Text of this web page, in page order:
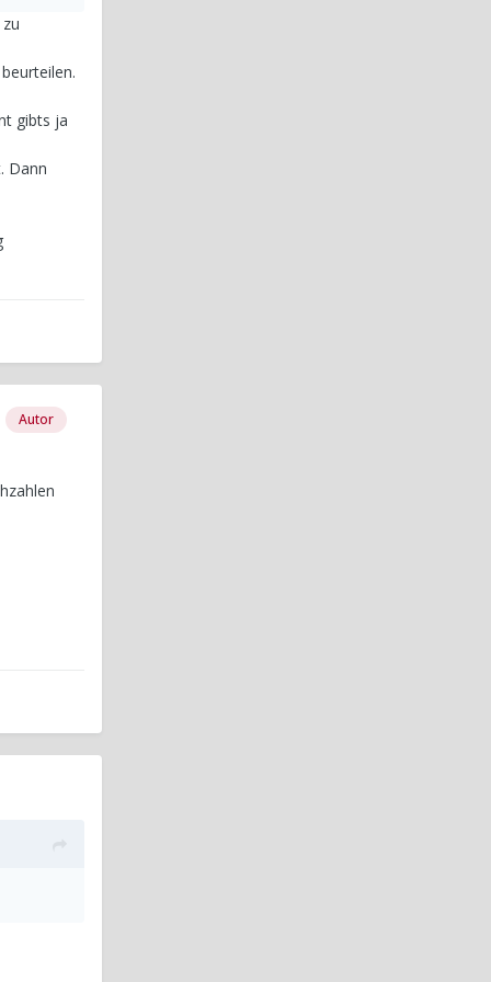
gibts ja
Dann
Autor